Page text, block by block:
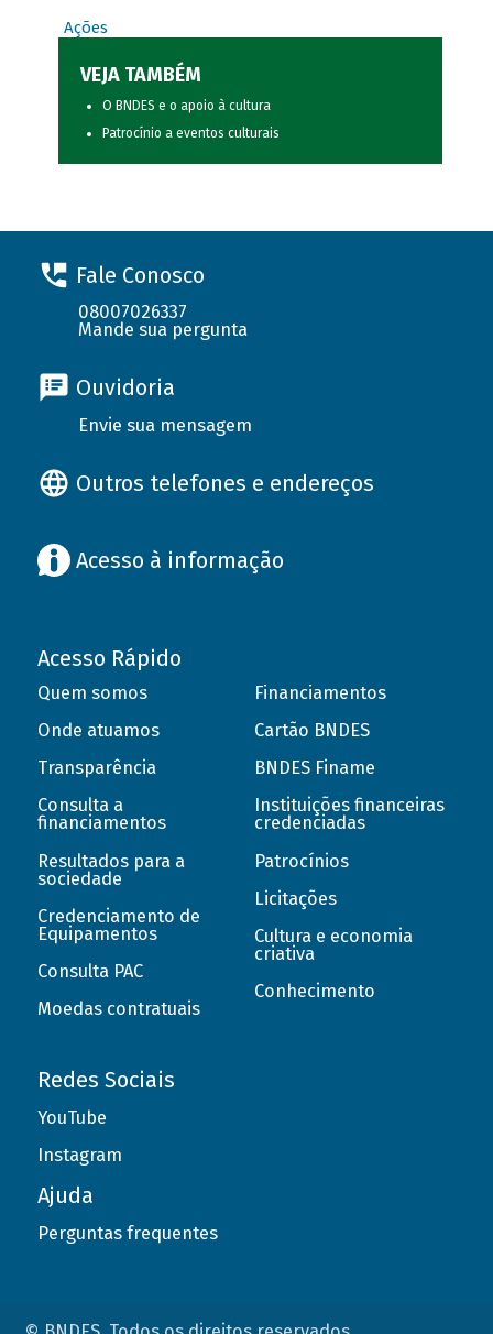
Ações
VEJA TAMBÉM
O BNDES e o apoio à cultura
Patrocínio a eventos culturais
Fale Conosco
08007026337
Mande sua pergunta
Ouvidoria
Envie sua mensagem
Outros telefones e endereços
Acesso à informação
Acesso Rápido
Quem somos
Onde atuamos
Transparência
Consulta a
financiamentos
Resultados para a
sociedade
Credenciamento de
Equipamentos
Consulta PAC
Moedas contratuais
Financiamentos
Cartão BNDES
BNDES Finame
Instituições financeiras
credenciadas
Patrocínios
Licitações
Cultura e economia
criativa
Conhecimento
Redes Sociais
YouTube
Instagram
Ajuda
Perguntas frequentes